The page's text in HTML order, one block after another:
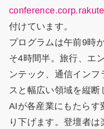
付けています。
プログラムは午前9時
そ4時間半。旅行、エ
ンテック、通信イン
スと幅広い領域を縦
AIが各産業にもたらす
り下げます。登壇者